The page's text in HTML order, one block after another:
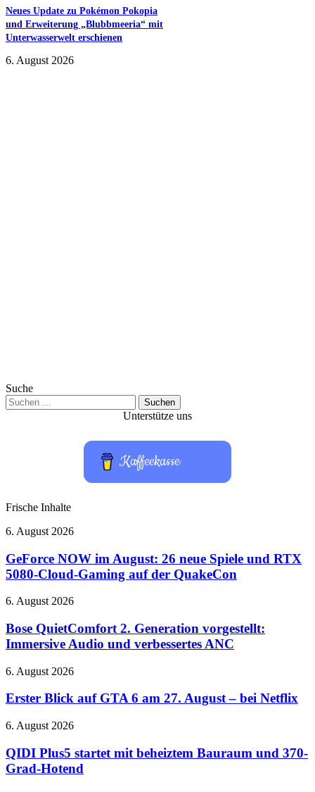
Neues Update zu Pokémon Pokopia
und Erweiterung „Blubbmeeria“ mit
Unterwasserwelt erschienen
6. August 2026
Suche
Suchen
nach:
Unterstütze uns
Kaffeekasse
Frische Inhalte
GeForce
im
August:
26
Spiele
RTX
5080-
Gaming
der
QuakeCon
6. August 2026
GeForce NOW im August: 26 neue Spiele und RTX
5080-Cloud-Gaming auf der QuakeCon
Bose
2.
Generation
vorgestellt:
Audio
verbessertes
6. August 2026
Bose QuietComfort 2. Generation vorgestellt:
Immersive Audio und verbessertes ANC
Erster
auf
6
27.
August
–
6. August 2026
Erster Blick auf GTA 6 am 27. August – bei Netflix
QIDI
startet
mit
beheiztem
6. August 2026
QIDI Plus5 startet mit beheiztem Bauraum und 370-
Grad-Hotend